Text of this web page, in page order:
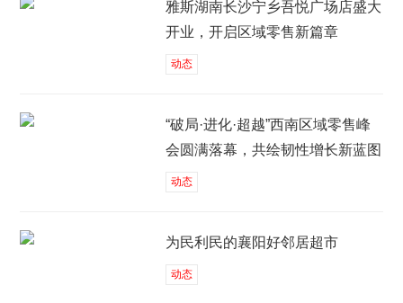
雅斯湖南长沙宁乡吾悦广场店盛大
开业，开启区域零售新篇章
动态
“破局·进化·超越”西南区域零售峰
会圆满落幕，共绘韧性增长新蓝图
动态
为民利民的襄阳好邻居超市
动态